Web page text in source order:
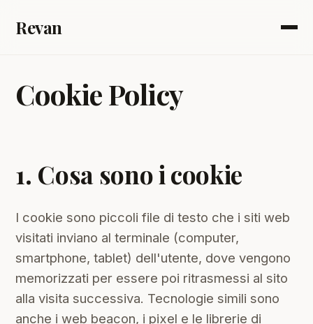
Revan
Cookie Policy
1. Cosa sono i cookie
I cookie sono piccoli file di testo che i siti web
visitati inviano al terminale (computer,
smartphone, tablet) dell'utente, dove vengono
memorizzati per essere poi ritrasmessi al sito
alla visita successiva. Tecnologie simili sono
anche i web beacon, i pixel e le librerie di